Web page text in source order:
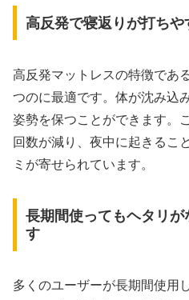
高反発で寝返りが打ち
高反発マットレスの特徴であ
つのに最適です。体が沈み込
姿勢を保つことができます。
回数が減り、夜中に起きるこ
ミが寄せられています。
長期間使ってもヘタリ
す
多くのユーザーが長期間使用